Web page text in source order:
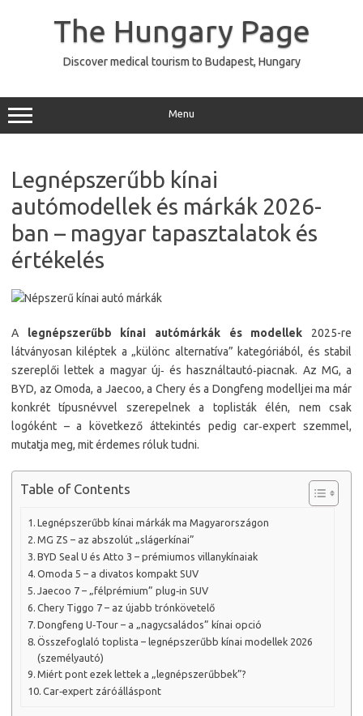
The Hungary Page
Discover medical tourism to Budapest, Hungary
Menu
Legnépszerűbb kínai
autómodellek és márkák 2026-
ban – magyar tapasztalatok és
értékelés
A legnépszerűbb kínai autómárkák és modellek 2025-re
látványosan kiléptek a „különc alternatíva” kategóriából, és stabil
szereplői lettek a magyar új‑ és használtautó‑piacnak. Az MG, a
BYD, az Omoda, a Jaecoo, a Chery és a Dongfeng modelljei ma már
konkrét típusnévvel szerepelnek a toplisták élén, nem csak
logóként – a következő áttekintés pedig car‑expert szemmel,
mutatja meg, mit érdemes róluk tudni.​
Table of Contents
Legnépszerűbb kínai márkák ma Magyarországon
MG ZS – az abszolút „slágerkínai”
BYD Seal U és Atto 3 – prémiumos villanykínaiak
Omoda 5 – a divatos kompakt SUV
Jaecoo 7 – „félprémium” plug‑in SUV
Chery Tiggo 7 – az újabb trónkövetelő
Dongfeng U‑Tour – a „nagycsaládos” kínai opció
Összefoglaló toplista – legnépszerűbb kínai modellek 2026
(személyautó)
Miért pont ezek lettek a „legnépszerűbbek”?
Car‑expert záróálláspont